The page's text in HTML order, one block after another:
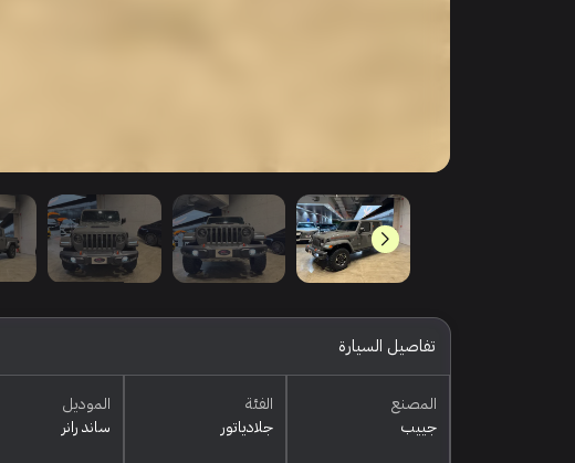
تفاصيل السيارة
المصنع
جييب
الفئة
جلادياتور
الموديل
ساند رانر